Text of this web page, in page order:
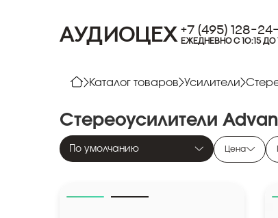
АУДИОЦЕХ +7 (495) 128-
ЕЖЕДНЕВНО С 10:15 ДО
Каталог товаров Усилители
Стереоусилители
Цена
По умолчанию